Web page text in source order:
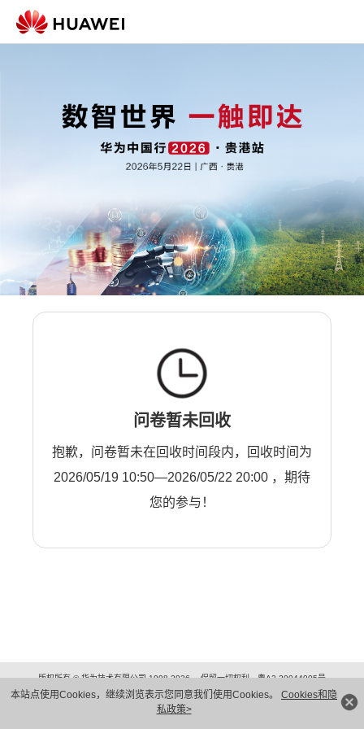
本站点使用Cookies，继续浏览表示您同意我们使用Cookies。 Cookies和隐
私政策>
问卷暂未回收
抱歉，问卷暂未在回收时间段内，回收时间为
2026/05/19 10:50—2026/05/22 20:00 ，期待
您的参与！
版权所有 © 华为技术有限公司 1998-2026。 保留一切权利。粤A2-20044005号
隐私保护
法律声明